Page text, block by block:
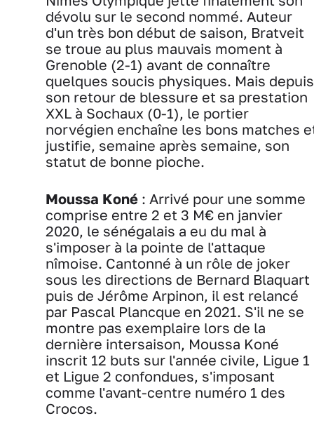
dévolu sur le second nommé. Auteur
d'un très bon début de saison, Bratveit
se troue au plus mauvais moment à
Grenoble (2-1) avant de connaître
quelques soucis physiques. Mais depuis
son retour de blessure et sa prestation
XXL à Sochaux (0-1), le portier
norvégien enchaîne les bons matches
justifie, semaine après semaine, son
statut de bonne pioche.
Moussa Koné : Arrivé pour une somme
comprise entre 2 et 3 M€ en janvier
2020, le sénégalais a eu du mal à
s'imposer à la pointe de l'attaque
nîmoise. Cantonné à un rôle de joker
sous les directions de Bernard Blaquart
puis de Jérôme Arpinon, il est relancé
par Pascal Plancque en 2021. S'il ne se
montre pas exemplaire lors de la
dernière intersaison, Moussa Koné
inscrit 12 buts sur l'année civile, Ligue 1
et Ligue 2 confondues, s'imposant
comme l'avant-centre numéro 1 des
Crocos.